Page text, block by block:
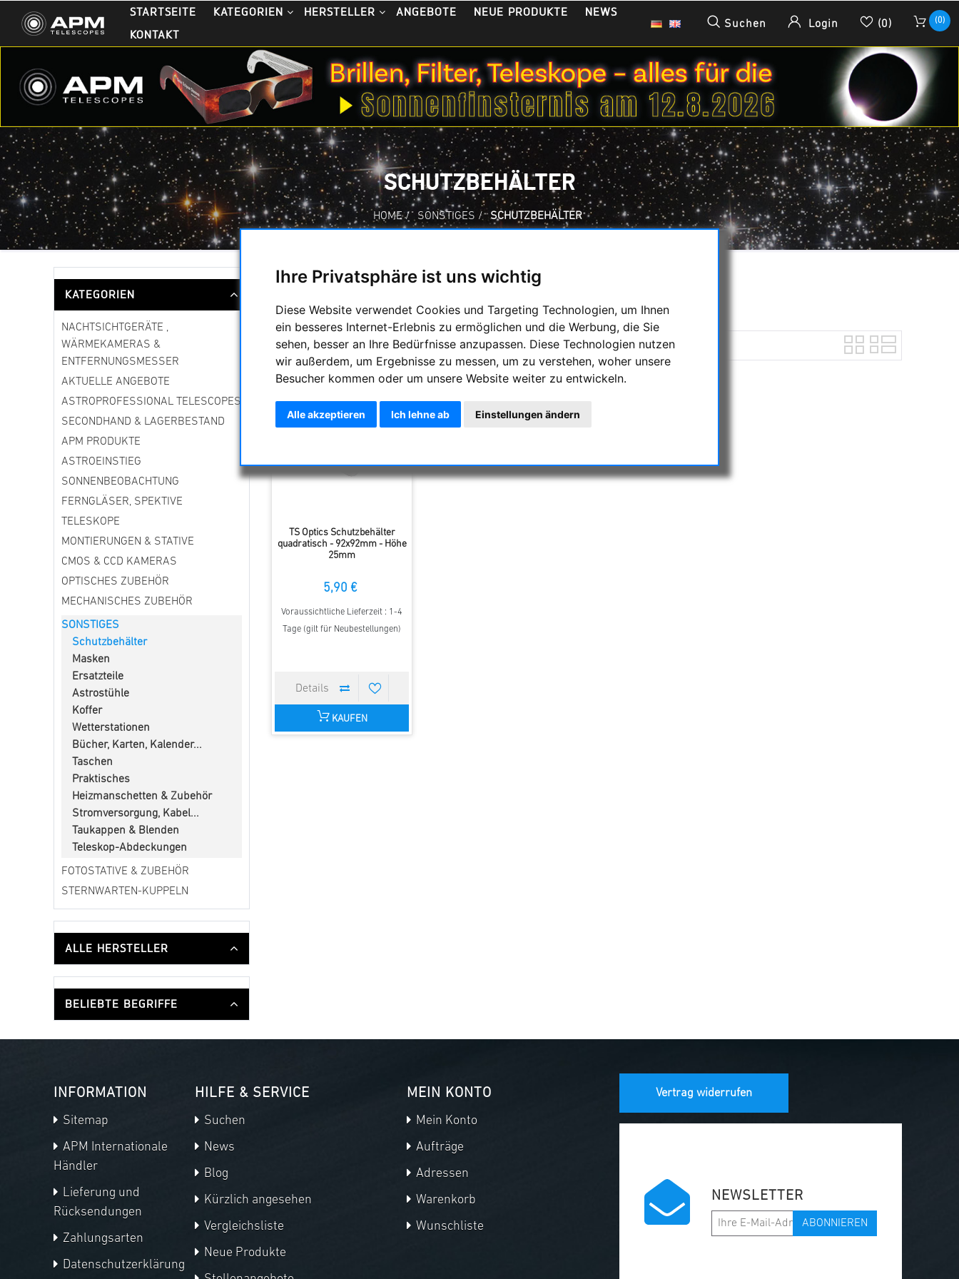
Ihre Privatsphäre ist uns wichtig
Diese Website verwendet Cookies und Targeting Technologien, um Ihnen
ein besseres Internet-Erlebnis zu ermöglichen und die Werbung, die Sie
sehen, besser an Ihre Bedürfnisse anzupassen. Diese Technologien nutzen
wir außerdem, um Ergebnisse zu messen, um zu verstehen, woher unsere
Besucher kommen oder um unsere Website weiter zu entwickeln.
Alle akzeptieren Ich lehne ab Einstellungen ändern
STARTSEITE KATEGORIEN HERSTELLER ANGEBOTE NEUE PRODUKTE
NEWS
KONTAKT
Suchen Login (0) (0)
SCHUTZBEHÄLTER
HOME / SONSTIGES / SCHUTZBEHÄLTER
KATEGORIEN
NACHTSICHTGERÄTE ,
WÄRMEKAMERAS &
ENTFERNUNGSMESSER
AKTUELLE ANGEBOTE
ASTROPROFESSIONAL TELESCOPES
SECONDHAND & LAGERBESTAND
APM PRODUKTE
ASTROEINSTIEG
SONNENBEOBACHTUNG
FERNGLÄSER, SPEKTIVE
TELESKOPE
MONTIERUNGEN & STATIVE
CMOS & CCD KAMERAS
OPTISCHES ZUBEHÖR
MECHANISCHES ZUBEHÖR
SONSTIGES
Schutzbehälter
Masken
Ersatzteile
Astrostühle
Koffer
Wetterstationen
Bücher, Karten, Kalender...
Taschen
Praktisches
Heizmanschetten & Zubehör
Stromversorgung, Kabel...
Taukappen & Blenden
Teleskop-Abdeckungen
FOTOSTATIVE & ZUBEHÖR
STERNWARTEN-KUPPELN
ALLE HERSTELLER
BELIEBTE BEGRIFFE
Sortierung Anzahl
TS Optics Schutzbehälter
quadratisch - 92x92mm - Höhe
25mm
5,90 €
Voraussichtliche Lieferzeit : 1-4
Tage (gilt für Neubestellungen)
KAUFEN
INFORMATION
Sitemap
APM Internationale
Händler
Lieferung und
Rücksendungen
Zahlungsarten
Datenschutzerklärung
HILFE & SERVICE
Suchen
News
Blog
Kürzlich angesehen
Vergleichsliste
Neue Produkte
MEIN KONTO
Mein Konto
Aufträge
Adressen
Warenkorb
Wunschliste
Vertrag widerrufen
NEWSLETTER
ABONNIEREN